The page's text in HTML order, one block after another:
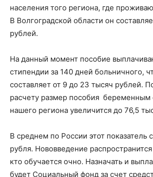
населения того региона, где
В Волгоградской области он
рублей.
На данный момент пособие
стипендии за 140 дней больничного,
составляет от 9 до 23 тысяч рублей.
расчету размер пособия беременным
нашего региона увеличится до 76,5
В среднем по России этот показатель
рубля. Нововведение
кто обучается очно. Назначать и
будет Социальный фонд за счет